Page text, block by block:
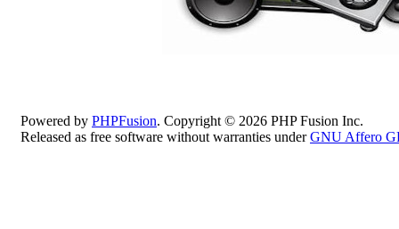
Powered by PHPFusion. Copyright © 2026 PHP Fusion Inc.
Released as free software without warranties underGNU Affero